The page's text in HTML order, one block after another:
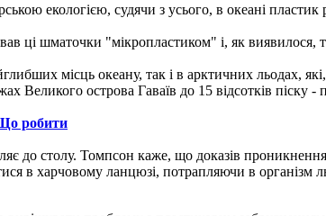
екологією, судячи з усього, в океані
ці шматочки "мікропластиком" і, як
місць океану, так і в арктичних льодах,
Великого острова Гаваїв до 15 відсотків піску -
робити
до столу. Томпсон каже, що доказів
в харчовому ланцюзі, потрапляючи в організм